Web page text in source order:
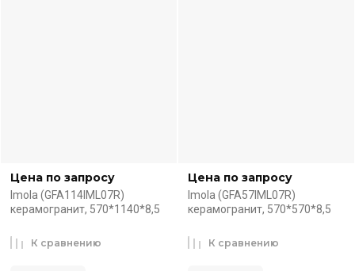
Цена по запросу
Imola (GFA114IML07R)
керамогранит, 570*1140*8,5
К сравнению
Цена по запросу
Imola (GFA57IML07R)
керамогранит, 570*570*8,5
К сравнению